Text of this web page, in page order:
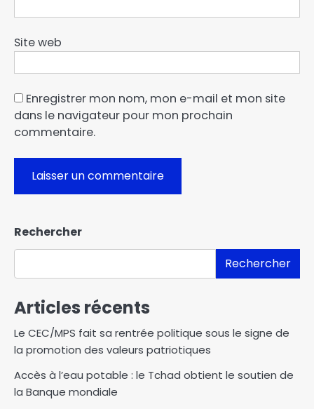
Site web
Enregistrer mon nom, mon e-mail et mon site
dans le navigateur pour mon prochain
commentaire.
Rechercher
Rechercher
Articles récents
Le CEC/MPS fait sa rentrée politique sous le signe de
la promotion des valeurs patriotiques
Accès à l’eau potable : le Tchad obtient le soutien de
la Banque mondiale